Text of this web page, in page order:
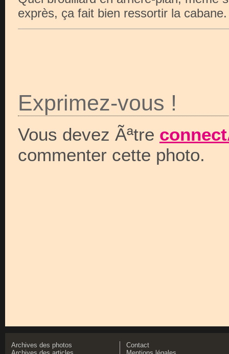
exprès, ça fait bien ressortir la cabane.
Exprimez-vous !
Vous devez Ãªtre
commenter cette photo.
Archives des photos
Contact